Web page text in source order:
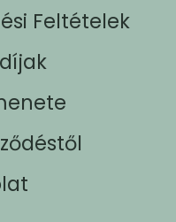
Feltételek